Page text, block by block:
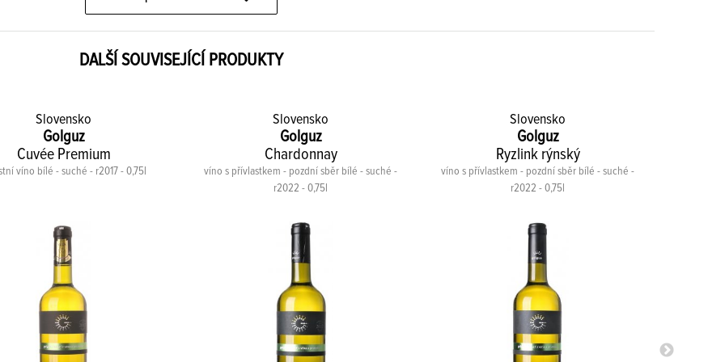
DALŠÍ SOUVISEJÍCÍ PRODUKTY
Slovensko
Golguz
Cuvée Premium
víno bílé - suché - r2017 - 0,75l
Slovensko
Golguz
Chardonnay
víno s přívlastkem - pozdní sběr bílé - suché -
r2022 - 0,75l
Slovensko
Golguz
Ryzlink rýnský
víno s přívlastkem - pozdní sběr bílé - suché -
r2022 - 0,75l